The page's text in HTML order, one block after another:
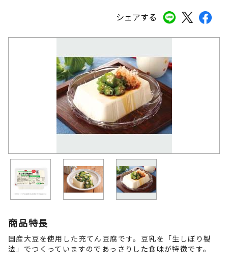
シェアする
商品特長
国産大豆を使用した充てん豆腐です。豆乳を「生しぼり製
法」でつくっていますのであっさりした食味が特徴です。